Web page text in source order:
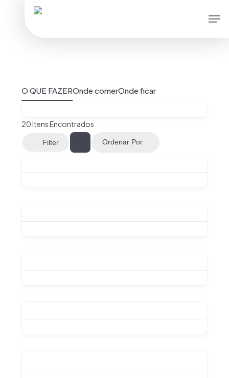
O QUE FAZEROnde comerOnde ficar
20Itens Encontrados
Filter Ordenar Por